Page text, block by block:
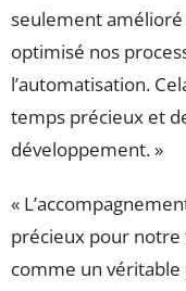
seulement
optimisé nos
l’automatisation.
temps précieux et
développement. »
«
précieux pour notre
comme un